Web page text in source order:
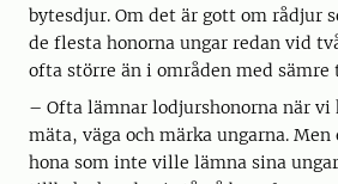
bytesdjur. Om det är gott om rådjur
de flesta honorna ungar redan vid
ofta större än i områden med
– Ofta lämnar lodjurshonorna när vi
mäta, väga och märka ungarna. Men
hona som inte ville lämna sina